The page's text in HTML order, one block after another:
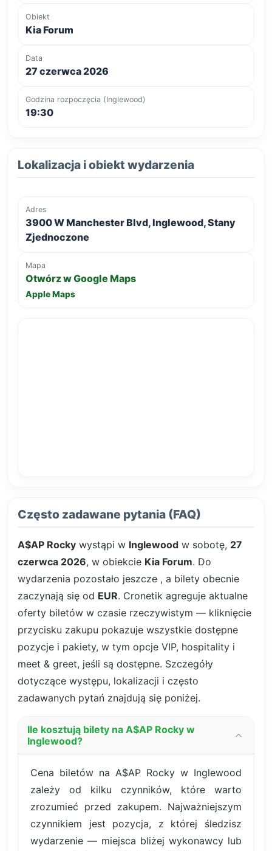
Obiekt
Kia Forum
Data
27 czerwca 2026
Godzina rozpoczęcia (Inglewood)
19:30
Lokalizacja i obiekt wydarzenia
Adres
3900 W Manchester Blvd, Inglewood, Stany
Zjednoczone
Mapa
Otwórz w Google Maps
Apple Maps
Często zadawane pytania (FAQ)
A$AP Rocky wystąpi w Inglewood w sobotę, 27
czerwca 2026, w obiekcie Kia Forum. Do
wydarzenia pozostało jeszcze , a bilety obecnie
zaczynają się od EUR. Cronetik agreguje aktualne
oferty biletów w czasie rzeczywistym — kliknięcie
przycisku zakupu pokazuje wszystkie dostępne
pozycje i pakiety, w tym opcje VIP, hospitality i
meet & greet, jeśli są dostępne. Szczegóły
dotyczące występu, lokalizacji i często
zadawanych pytań znajdują się poniżej.
Ile kosztują bilety na A$AP Rocky w
Inglewood?
Cena biletów na A$AP Rocky w Inglewood
zależy od kilku czynników, które warto
zrozumieć przed zakupem. Najważniejszym
czynnikiem jest pozycja, z której śledzisz
wydarzenie — miejsca bliżej wykonawcy lub